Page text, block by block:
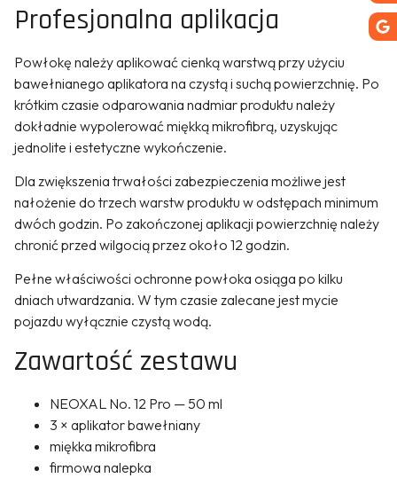
Profesjonalna aplikacja
Powłokę należy aplikować cienką warstwą przy użyciu
bawełnianego aplikatora na czystą i suchą powierzchnię. Po
krótkim czasie odparowania nadmiar produktu należy
dokładnie wypolerować miękką mikrofibrą, uzyskując
jednolite i estetyczne wykończenie.
Dla zwiększenia trwałości zabezpieczenia możliwe jest
nałożenie do trzech warstw produktu w odstępach minimum
dwóch godzin. Po zakończonej aplikacji powierzchnię należy
chronić przed wilgocią przez około 12 godzin.
Pełne właściwości ochronne powłoka osiąga po kilku
dniach utwardzania. W tym czasie zalecane jest mycie
pojazdu wyłącznie czystą wodą.
Zawartość zestawu
NEOXAL No. 12 Pro — 50 ml
3 × aplikator bawełniany
miękka mikrofibra
firmowa nalepka